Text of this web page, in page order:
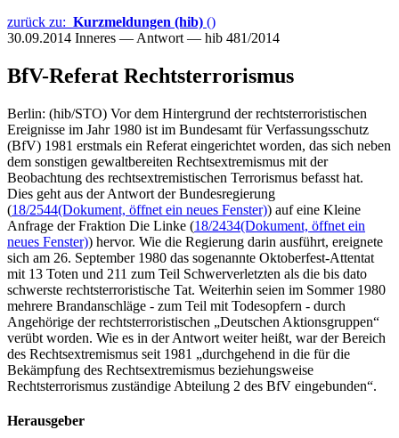
zurück zu: Kurzmeldungen (hib) ()
30.09.2014 Inneres — Antwort — hib 481/2014
BfV-Referat Rechtsterrorismus
Berlin: (hib/STO) Vor dem Hintergrund der rechtsterroristischen
Ereignisse im Jahr 1980 ist im Bundesamt für Verfassungsschutz
(BfV) 1981 erstmals ein Referat eingerichtet worden, das sich neben
dem sonstigen gewaltbereiten Rechtsextremismus mit der
Beobachtung des rechtsextremistischen Terrorismus befasst hat.
Dies geht aus der Antwort der Bundesregierung
(18/2544(Dokument, öffnet ein neues Fenster)) auf eine Kleine
Anfrage der Fraktion Die Linke (18/2434(Dokument, öffnet ein
neues Fenster)) hervor. Wie die Regierung darin ausführt, ereignete
sich am 26. September 1980 das sogenannte Oktoberfest-Attentat
mit 13 Toten und 211 zum Teil Schwerverletzten als die bis dato
schwerste rechtsterroristische Tat. Weiterhin seien im Sommer 1980
mehrere Brandanschläge - zum Teil mit Todesopfern - durch
Angehörige der rechtsterroristischen „Deutschen Aktionsgruppen“
verübt worden. Wie es in der Antwort weiter heißt, war der Bereich
des Rechtsextremismus seit 1981 „durchgehend in die für die
Bekämpfung des Rechtsextremismus beziehungsweise
Rechtsterrorismus zuständige Abteilung 2 des BfV eingebunden“.
Herausgeber